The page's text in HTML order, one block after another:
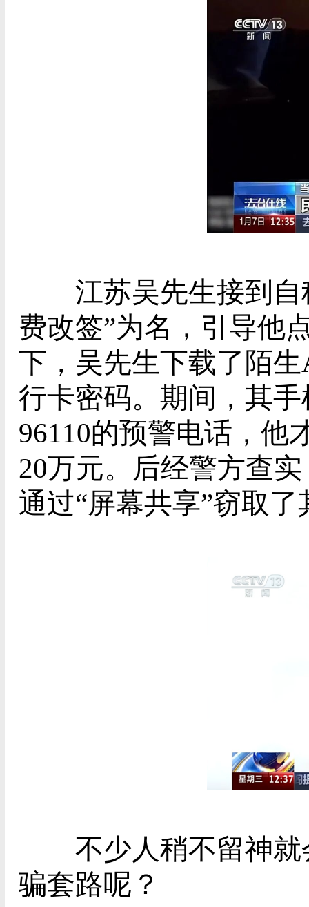
江苏吴先生接到自
费改签”为名，引导他
下，吴先生下载了陌
行卡密码。期间，其
96110的预警电话，他
20万元。后经警方查
通过“屏幕共享”窃取
不少人稍不留神就
骗套路呢？